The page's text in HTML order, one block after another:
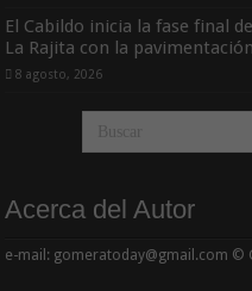
El Cabildo inicia la fase final
La Rajita con la
8 agosto, 2026
Acerca del Autor
e-mail: gomeratoday@gmail.com ©